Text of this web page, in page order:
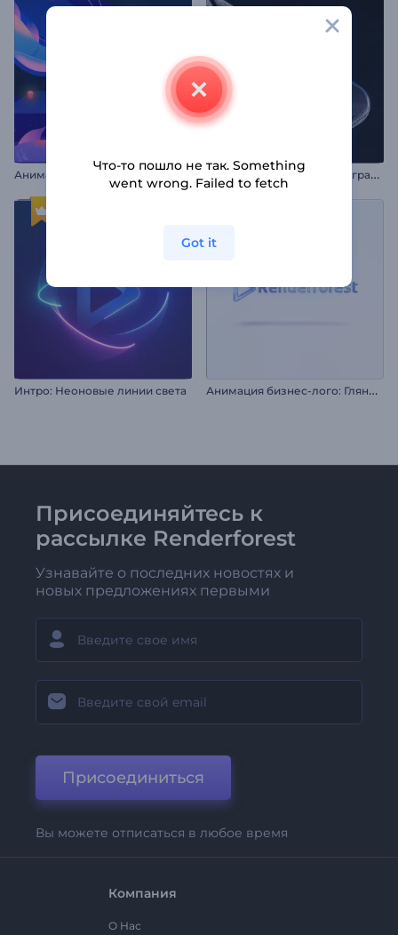
Анимация: Фестиваль фонарей И
нтро «Темный кинематограф»
Интро: Неоновые линии света А
нимация бизнес-лого: Глянцевый эффект
Присоединяйтесь к
рассылке Renderforest
Узнавайте о последних новостях и
новых предложениях первыми
Присоединиться
Вы можете отписаться в любое время
Компания
О Нас
Что-то пошло не так. Something
went wrong. Failed to fetch
Got it